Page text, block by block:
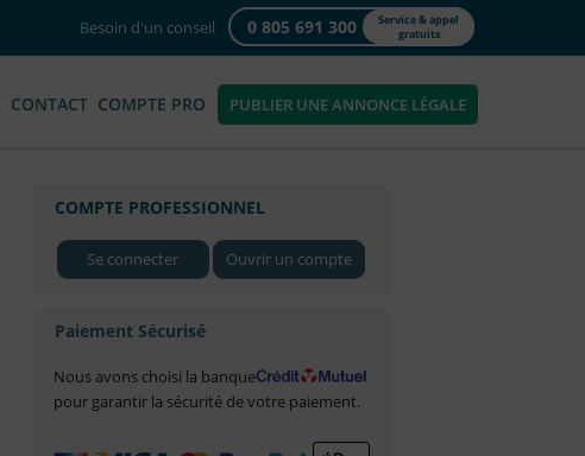
Besoin d'un conseil 0 805 691 300
Service & appel
gratuits
CONTACT COMPTE PRO PUBLIER UNE ANNONCE LÉGALE
COMPTE PROFESSIONNEL
Se connecter Ouvrir un compte
Paiement Sécurisé
Nous avons choisi la banque
pour garantir la sécurité de votre paiement.